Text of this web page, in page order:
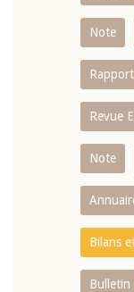
Note
Rapport
Revue
Note
Bilans
Bulletin